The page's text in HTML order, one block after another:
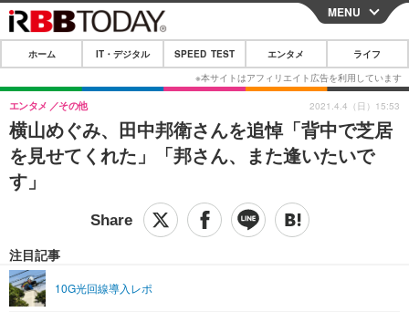
CLOSE
ホーム
IT・デジタル
IT・デジタルTOP スマートフォン
ネタ
その他
SPEED TEST
エンタメ
エンタメTOP 映画・ドラマ
音楽
ペット
リリース一覧
プッシュ通知の停止方法
MENU
ホーム IT・デジタル SPEED TEST エンタメ ライフ
横山めぐみ、田中邦衛さんを追悼「背中で芝居
を見せてくれた」「邦さん、また逢いたいで
す」
エンタメ その他
注目記事
10G光回線導入レポ
2021.4.4（日）15:53